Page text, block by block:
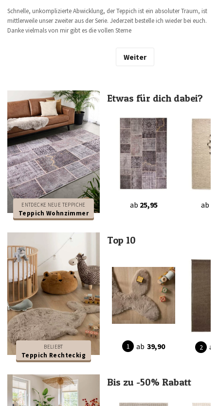
Schnelle, unkomplizierte Abwicklung, der Teppich ist ein absoluter Traum, ist
mittlerweile unser zweiter aus der Serie. Jederzeit bestelle ich wieder bei euch.
Danke vielmals von mir gibt es die vollen Sterne
Weiter
ENTDECKE NEUE TEPPICHE
Teppich Wohnzimmer
Etwas für dich dabei?
ab 25,95 ab
BELIEBT
Teppich Rechteckig
Top 10
ab 39,90 ab
Bis zu -50% Rabatt